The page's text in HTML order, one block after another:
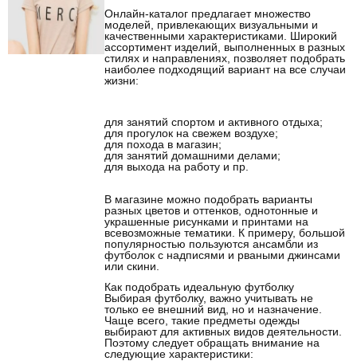
Онлайн-каталог предлагает множество
моделей, привлекающих визуальными и
качественными характеристиками. Широкий
ассортимент изделий, выполненных в разных
стилях и направлениях, позволяет подобрать
наиболее подходящий вариант на все случаи
жизни:
для занятий спортом и активного отдыха;
для прогулок на свежем воздухе;
для похода в магазин;
для занятий домашними делами;
для выхода на работу и пр.
В магазине можно подобрать варианты
разных цветов и оттенков, однотонные и
украшенные рисунками и принтами на
всевозможные тематики. К примеру, большой
популярностью пользуются ансамбли из
футболок с надписями и рваными джинсами
или скини.
Как подобрать идеальную футболку
Выбирая футболку, важно учитывать не
только ее внешний вид, но и назначение.
Чаще всего, такие предметы одежды
выбирают для активных видов деятельности.
Поэтому следует обращать внимание на
следующие характеристики: